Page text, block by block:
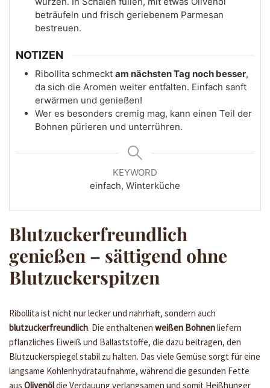
beträufeln und frisch geriebenem Parmesan
bestreuen.
NOTIZEN
Ribollita schmeckt am nächsten Tag noch besser,
da sich die Aromen weiter entfalten. Einfach sanft
erwärmen und genießen!
Wer es besonders cremig mag, kann einen Teil der
Bohnen pürieren und unterrühren.
KEYWORD
einfach, Winterküche
Blutzuckerfreundlich
genießen – sättigend ohne
Blutzuckerspitzen
Ribollita ist nicht nur lecker und nahrhaft, sondern auch
blutzuckerfreundlich. Die enthaltenen weißen Bohnenliefern
pflanzliches Eiweiß und Ballaststoffe, die dazu beitragen, den
Blutzuckerspiegel stabil zu halten. Das viele Gemüse sorgt für eine
langsame Kohlenhydrataufnahme, während die gesunden Fette
aus Olivenöldie Verdauung verlangsamen und somit Heißhunger